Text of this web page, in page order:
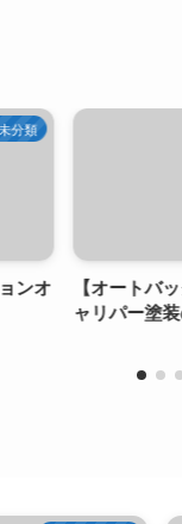
オ
【オートバック
ャリパー塗装の